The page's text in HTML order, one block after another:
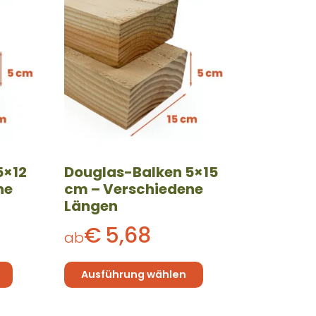
Douglas-Balken 5×15
cm – Verschiedene
Längen
ab€5,68
Ausführung wählen
Produkt
weist
mehrere
Varianten
auf.
Die
Optionen
können
Produktseite
gewählt
werden